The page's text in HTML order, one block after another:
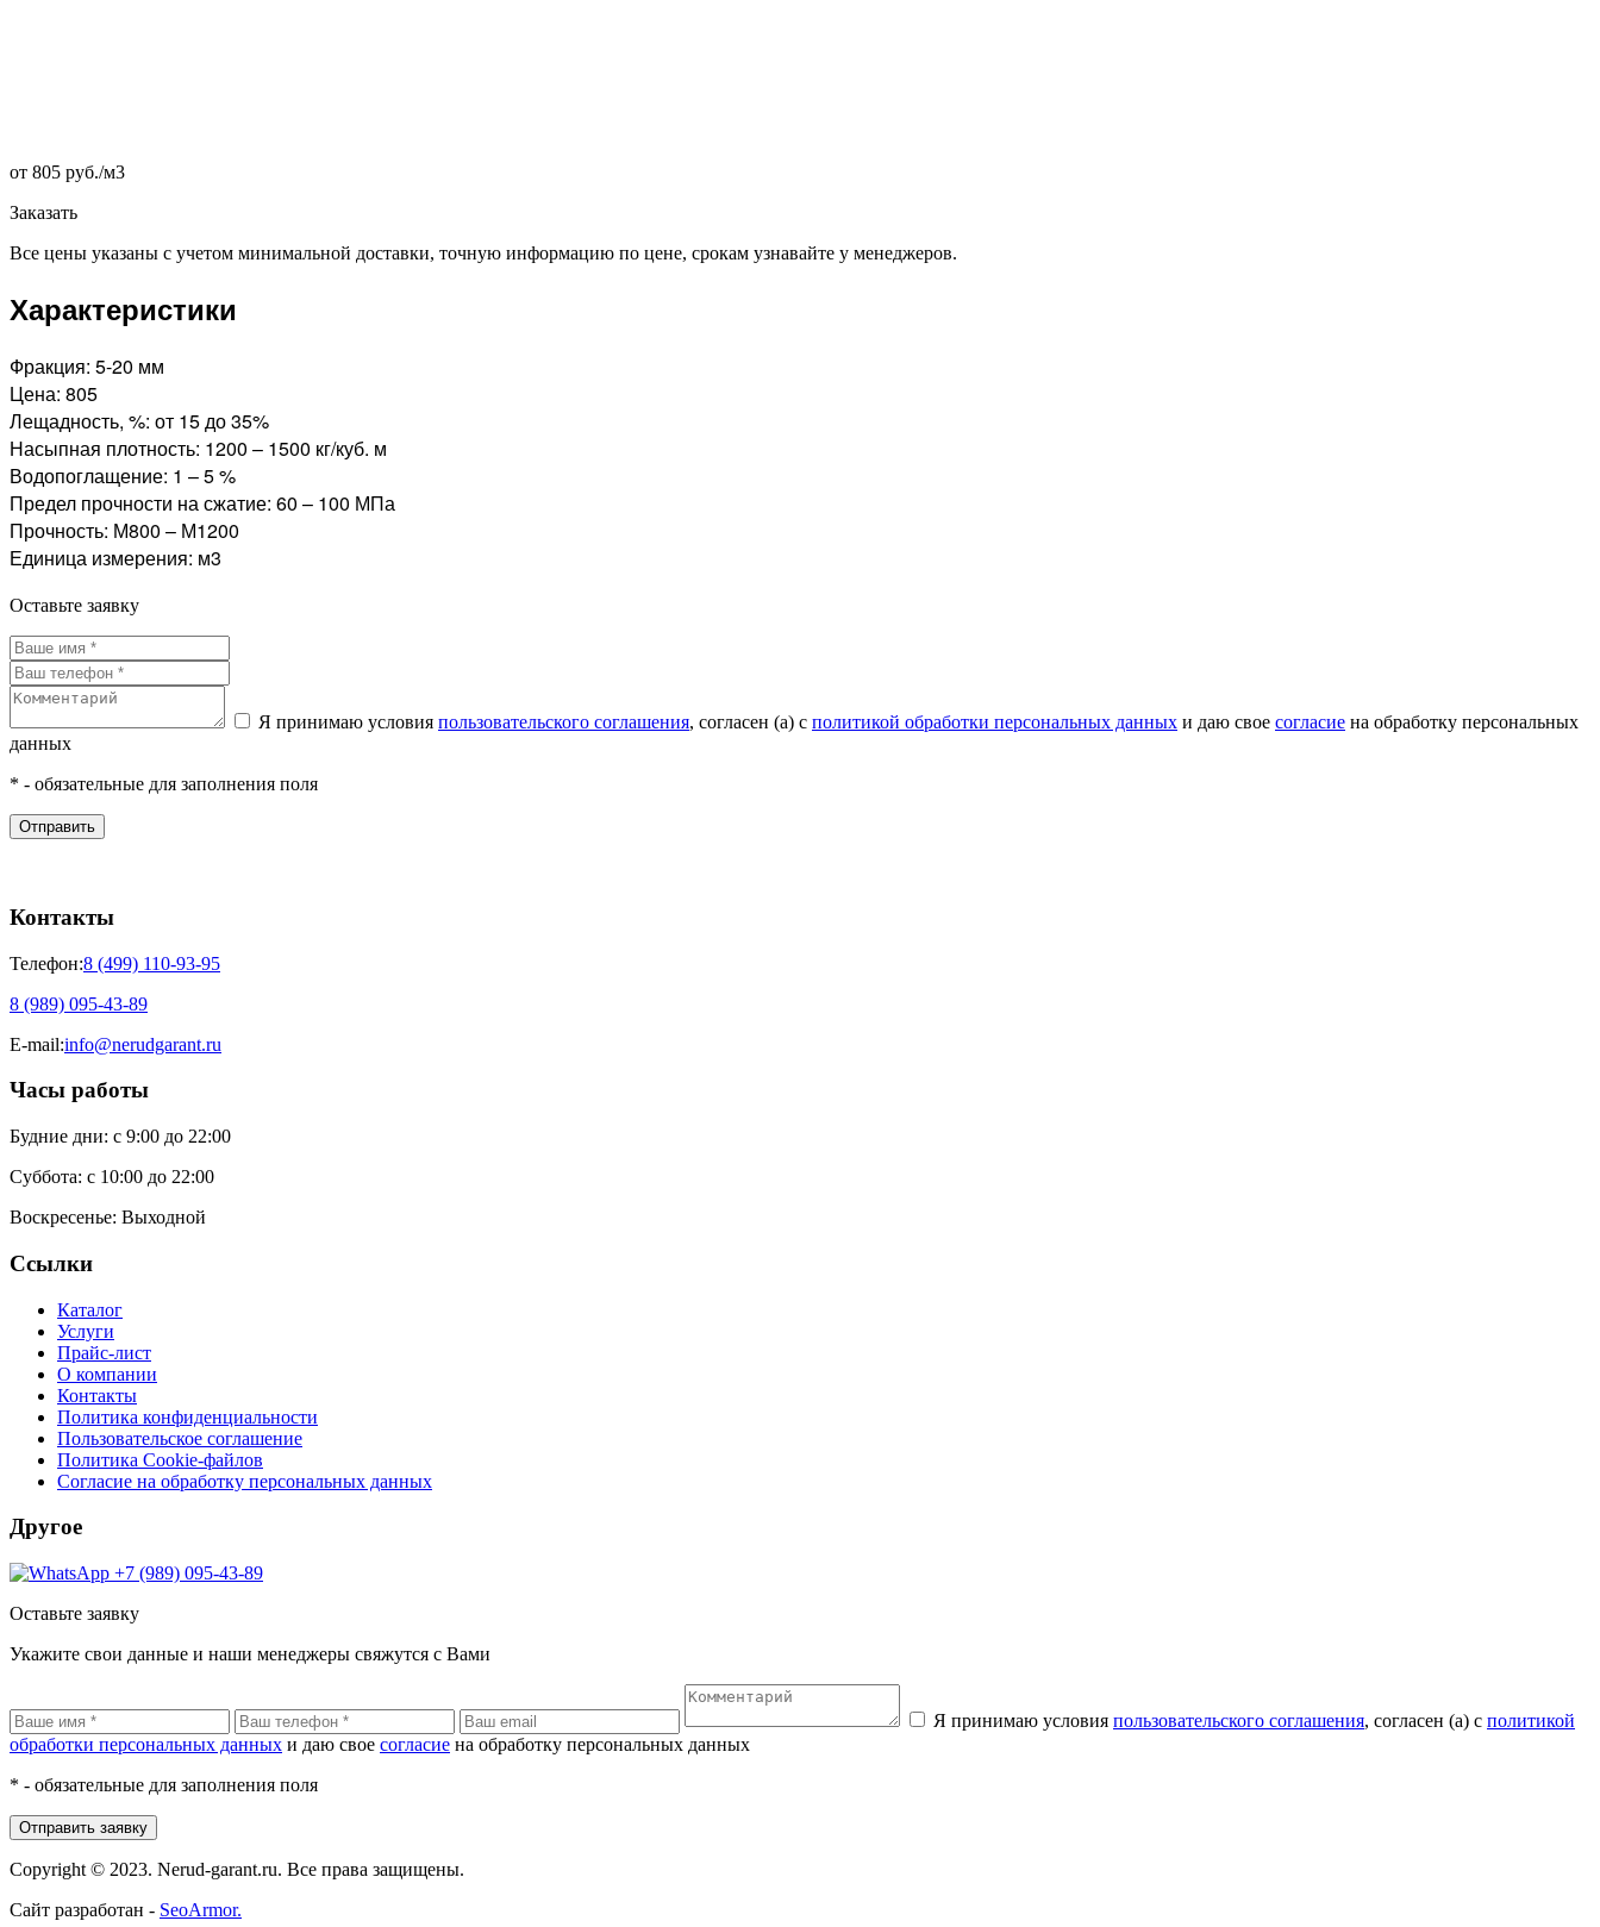
от 805 руб./м3
Заказать
Все цены указаны с учетом минимальной доставки, точную информацию по цене, срокам узнавайте у менеджеров.
Характеристики
Фракция: 5-20 мм
Цена: 805
Лещадность, %: от 15 до 35%
Насыпная плотность: 1200 – 1500 кг/куб. м
Водопоглащение: 1 – 5 %
Предел прочности на сжатие: 60 – 100 МПа
Прочность: М800 – М1200
Единица измерения: м3
Оставьте заявку
Я принимаю условия пользовательского соглашения, согласен (а) с политикой обработки персональных данных и даю свое согласие на обработку персональных
данных
* - обязательные для заполнения поля
Отправить
Контакты
Телефон:8 (499) 110-93-95
8 (989) 095-43-89
E-mail:info@nerudgarant.ru
Часы работы
Будние дни: с 9:00 до 22:00
Суббота: с 10:00 до 22:00
Воскресенье: Выходной
Ссылки
Каталог
Услуги
Прайс-лист
О компании
Контакты
Политика конфиденциальности
Пользовательское соглашение
Политика Cookie-файлов
Согласие на обработку персональных данных
Другое
+7 (989) 095-43-89
Оставьте заявку
Укажите свои данные и наши менеджеры свяжутся с Вами
Я принимаю условия пользовательского соглашения, согласен (а) с политикой
обработки персональных данных и даю свое согласие на обработку персональных данных
* - обязательные для заполнения поля
Отправить заявку
Copyright © 2023. Nerud-garant.ru. Все права защищены.
Сайт разработан - SeoArmor.